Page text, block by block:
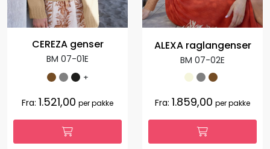
CEREZA genser
BM 07-01E
+
Fra: 1.521,00 per pakke
ALEXA raglangenser
BM 07-02E
Fra: 1.859,00 per pakke